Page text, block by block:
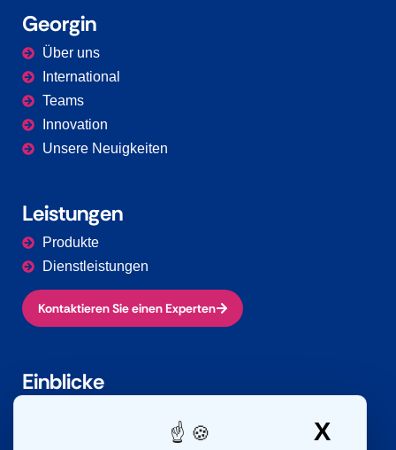
X
Georgin
Über uns
International
Teams
Innovation
Unsere Neuigkeiten
Leistungen
Produkte
Dienstleistungen
Kontaktieren Sie einen Experten
Einblicke